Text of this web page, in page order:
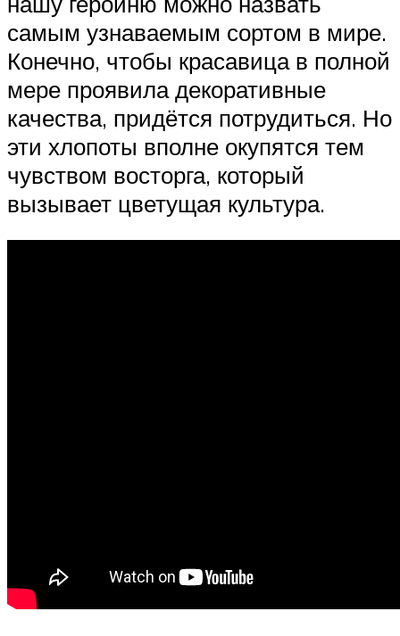
самым узнаваемым сортом в мире.
Конечно, чтобы красавица в полной
мере проявила декоративные
качества, придётся потрудиться. Но
эти хлопоты вполне окупятся тем
чувством восторга, который
вызывает цветущая культура.